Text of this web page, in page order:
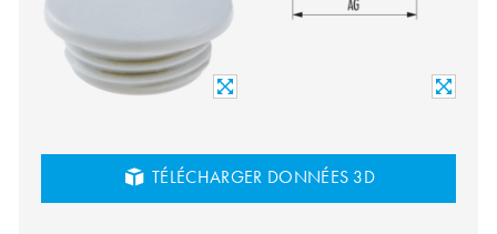
TÉLÉCHARGER DONNÉES 3D